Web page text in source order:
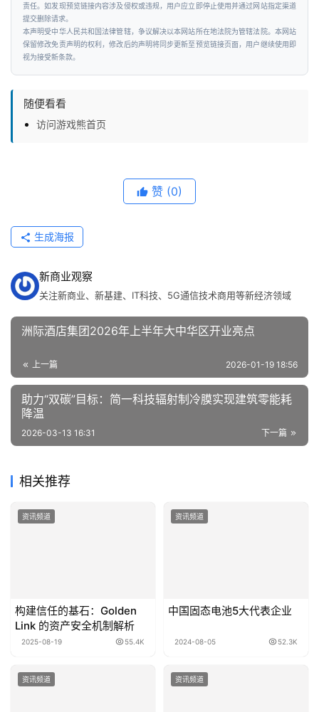
责任。如发现预览链接内容涉及侵权或违规，用户应立即停止使用并通过网站指定渠道
提交删除请求。
本声明受中华人民共和国法律管辖，争议解决以本网站所在地法院为管辖法院。本网站
保留修改免责声明的权利，修改后的声明将同步更新至预览链接页面，用户继续使用即
视为接受新条款。
随便看看
访问游戏熊首页
赞 (0)
生成海报
新商业观察
关注新商业、新基建、IT科技、5G通信技术商用等新经济领域
洲际酒店集团2026年上半年大中华区开业亮点
上一篇 2026-01-19 18:56
助力“双碳”目标：简一科技辐射制冷膜实现建筑零能耗
降温
下一篇
2026-03-13 16:31
相关推荐
资讯频道
构建信任的基石：Golden
Link 的资产安全机制解析
2025-08-19 55.4K
资讯频道
中国固态电池5大代表企业
2024-08-05 52.3K
资讯频道 资讯频道